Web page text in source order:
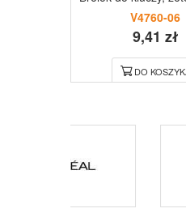
V4760-06
9,41 zł
DO